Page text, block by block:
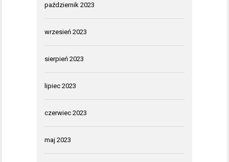
październik 2023
wrzesień 2023
sierpień 2023
lipiec 2023
czerwiec 2023
maj 2023